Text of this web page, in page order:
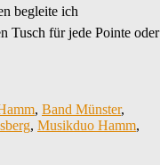
begleite ich
Tusch für jede Pointe oder
, Band Münster,
, Musikduo Hamm,